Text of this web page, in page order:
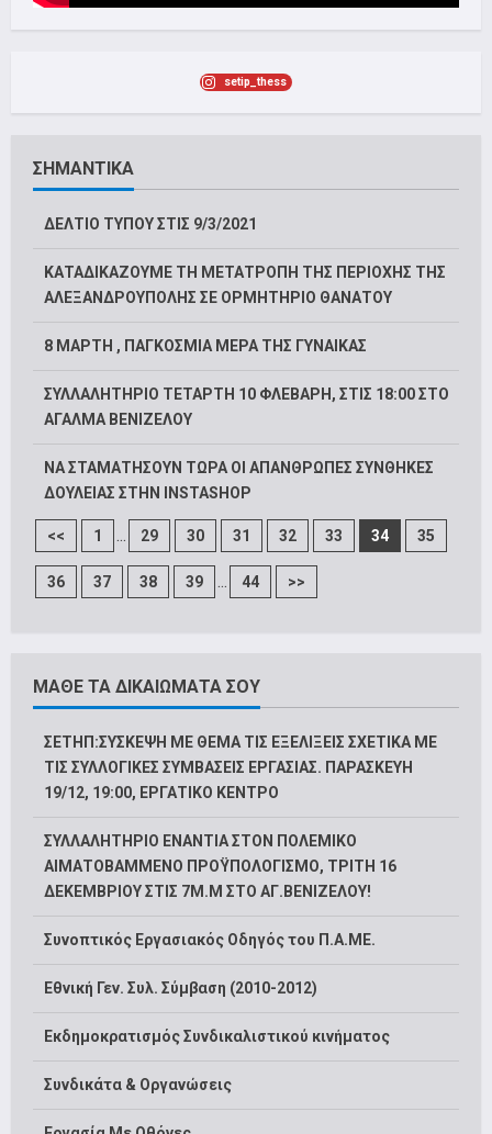
setip_thess
ΣΗΜΑΝΤΙΚΑ
ΔΕΛΤΙΟ ΤΥΠΟΥ ΣΤΙΣ 9/3/2021
ΚΑΤΑΔΙΚAΖΟΥΜΕ ΤΗ ΜΕΤΑΤΡΟΠH ΤΗΣ ΠΕΡΙΟΧHΣ ΤΗΣ
ΑΛΕΞΑΝΔΡΟYΠΟΛΗΣ ΣΕ ΟΡΜΗΤHΡΙΟ ΘΑΝAΤΟΥ
8 ΜΑΡΤΗ , ΠΑΓΚΟΣΜΙΑ ΜΕΡΑ ΤΗΣ ΓΥΝΑΙΚΑΣ
ΣΥΛΛΑΛΗΤΗΡΙΟ ΤΕΤΑΡΤΗ 10 ΦΛΕΒΑΡΗ, ΣΤΙΣ 18:00 ΣΤΟ
ΑΓΑΛΜΑ ΒΕΝΙΖΕΛΟΥ
ΝΑ ΣΤΑΜΑΤΗΣΟΥΝ ΤΩΡΑ ΟΙ ΑΠΑΝΘΡΩΠΕΣ ΣΥΝΘΗΚΕΣ
ΔΟΥΛΕΙΑΣ ΣΤΗΝ INSTASHOP
<< 1 ... 29 30 31 32 33 34 35
36 37 38 39 ... 44 >>
ΜΑΘΕ ΤΑ ΔΙΚΑΙΩΜΑΤΑ ΣΟΥ
ΣΕΤΗΠ:ΣΥΣΚΕΨΗ ΜΕ ΘΕΜΑ ΤΙΣ ΕΞΕΛΙΞΕΙΣ ΣΧΕΤΙΚΑ ΜΕ
ΤΙΣ ΣΥΛΛΟΓΙΚΕΣ ΣΥΜΒΑΣΕΙΣ ΕΡΓΑΣΙΑΣ. ΠΑΡΑΣΚΕΥΗ
19/12, 19:00, ΕΡΓΑΤΙΚΟ ΚΕΝΤΡΟ
ΣΥΛΛΑΛΗΤΗΡΙΟ ΕΝΑΝΤΙΑ ΣΤΟΝ ΠΟΛΕΜΙΚΟ
ΑΙΜΑΤΟΒΑΜΜΕΝΟ ΠΡΟΫΠΟΛΟΓΙΣΜΟ, ΤΡΙΤΗ 16
ΔΕΚΕΜΒΡΙΟΥ ΣΤΙΣ 7Μ.Μ ΣΤΟ ΑΓ.ΒΕΝΙΖΕΛΟΥ!
Συνοπτικός Εργασιακός Οδηγός του Π.Α.ΜΕ.
Εθνική Γεν. Συλ. Σύμβαση (2010-2012)
Εκδημοκρατισμός Συνδικαλιστικού κινήματος
Συνδικάτα & Οργανώσεις